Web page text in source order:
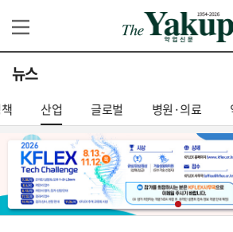
뉴스
산업 글로벌 병원·의료